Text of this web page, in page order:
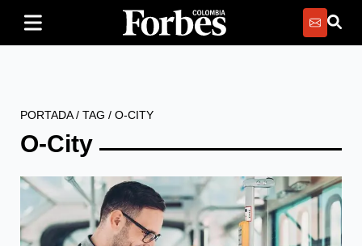
PORTADA/ TAG / O-CITY
O-City